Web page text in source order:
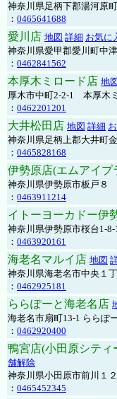
神奈川県足柄下郡湯河原
： 0465641688
愛川店 地図 詳細 お気に
神奈川県愛甲郡愛川町中
： 0462841562
本厚木ミロード店 地図
厚木市中町2-2-1 本厚木
： 0462201201
大井松田店 地図 詳細
神奈川県足柄上郡大井町
： 0465828168
伊勢原店(エムアイプ
神奈川県伊勢原市板戸８
： 0463911214
イトーヨーカドー伊
神奈川県伊勢原市桜台1-
： 0463920161
海老名マルイ店 地図
神奈川県海老名市中央１
： 0462925181
ららぽーと海老名店
海老名市扇町13-1 ららぽ
： 0462920400
鴨宮店(小田原シティ
舗解除
神奈川県小田原市前川１
： 0465452345